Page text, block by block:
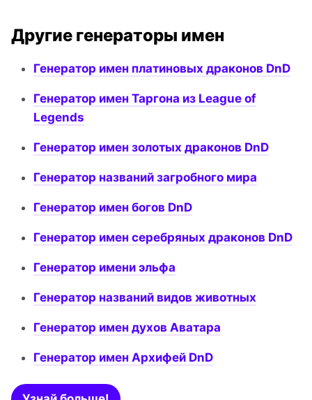
Другие генераторы имен
Генератор имен платиновых драконов DnD
Генератор имен Таргона из League of
Legends
Генератор имен золотых драконов DnD
Генератор названий загробного мира
Генератор имен богов DnD
Генератор имен серебряных драконов DnD
Генератор имени эльфа
Генератор названий видов животных
Генератор имен духов Аватара
Генератор имен Архифей DnD